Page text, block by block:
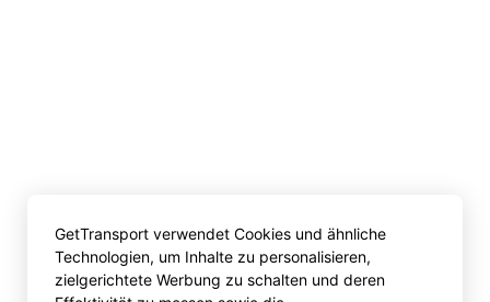
GetTransport verwendet Cookies und ähnliche
Technologien, um Inhalte zu personalisieren,
zielgerichtete Werbung zu schalten und deren